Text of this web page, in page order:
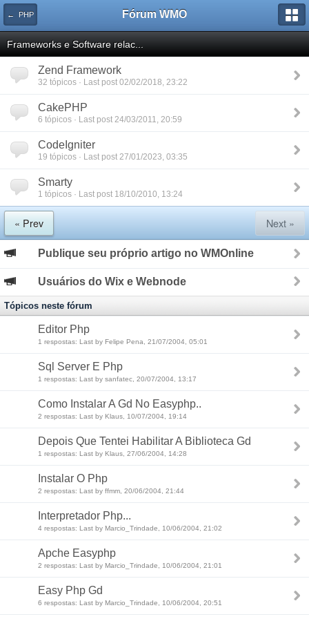
← PHP Fórum WMO
Frameworks e Software relac...
Zend Framework
32 tópicos · Last post 02/02/2018, 23:22
CakePHP
6 tópicos · Last post 24/03/2011, 20:59
CodeIgniter
19 tópicos · Last post 27/01/2023, 03:35
Smarty
1 tópicos · Last post 18/10/2010, 13:24
« Prev Next »
Publique seu próprio artigo no WMOnline
Usuários do Wix e Webnode
Tópicos neste fórum
Editor Php
1 respostas: Last by Felipe Pena, 21/07/2004, 05:01
Sql Server E Php
1 respostas: Last by sanfatec, 20/07/2004, 13:17
Como Instalar A Gd No Easyphp..
2 respostas: Last by Klaus, 10/07/2004, 19:14
Depois Que Tentei Habilitar A Biblioteca Gd
1 respostas: Last by Klaus, 27/06/2004, 14:28
Instalar O Php
2 respostas: Last by ffmm, 20/06/2004, 21:44
Interpretador Php...
4 respostas: Last by Marcio_Trindade, 10/06/2004, 21:02
Apche Easyphp
2 respostas: Last by Marcio_Trindade, 10/06/2004, 21:01
Easy Php Gd
6 respostas: Last by Marcio_Trindade, 10/06/2004, 20:51